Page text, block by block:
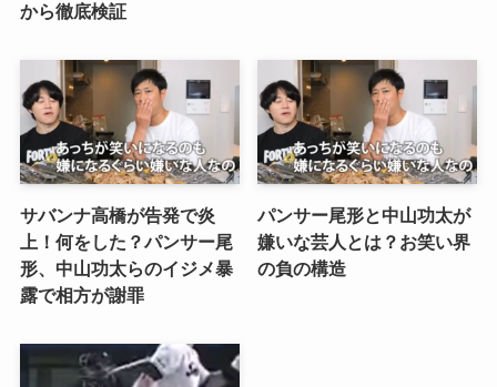
から徹底検証
サバンナ高橋が告発で炎
上！何をした？パンサー尾
形、中山功太らのイジメ暴
露で相方が謝罪
パンサー尾形と中山功太が
嫌いな芸人とは？お笑い界
の負の構造